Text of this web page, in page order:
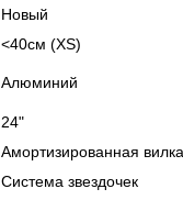
Новый
<40см (XS)
Алюминий
24"
Амортизированная
Система звездочек